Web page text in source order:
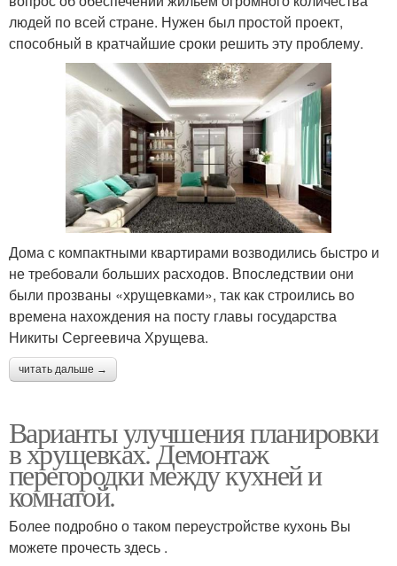
Квартиры в кирпичном
доме
Трехкомнатная
квартира
3х-комнатная квартира 3-комнатная квартира
Двухкомнатная
квартира
Квартиры в экостиле
Однокомнатные
квартиры
Комнатная квартира
людей по всей стране. Нужен был простой проект,
способный в кратчайшие сроки решить эту проблему.
Дома с компактными квартирами возводились быстро и
не требовали больших расходов. Впоследствии они
были прозваны «хрущевками», так как строились во
времена нахождения на посту главы государства
Никиты Сергеевича Хрущева.
читать дальше →
Варианты улучшения планировки
в хрущевках. Демонтаж
перегородки между кухней и
комнатой.
Более подробно о таком переустройстве кухонь Вы
можете прочесть здесь .